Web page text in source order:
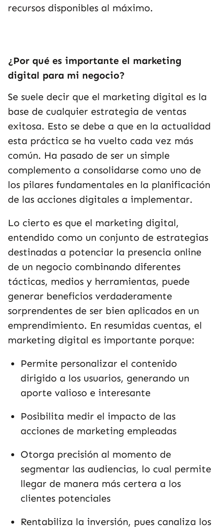
recursos disponibles al máximo.
¿Por qué es importante el marketing
digital para mi negocio?
Se suele decir que el marketing digital es la
base de cualquier estrategia de ventas
exitosa. Esto se debe a que en la actualidad
esta práctica se ha vuelto cada vez más
común. Ha pasado de ser un simple
complemento a consolidarse como uno de
los pilares fundamentales en la planificación
de las acciones digitales a implementar.
Lo cierto es que el marketing digital,
entendido como un conjunto de estrategias
destinadas a potenciar la presencia online
de un negocio combinando diferentes
tácticas, medios y herramientas, puede
generar beneficios verdaderamente
sorprendentes de ser bien aplicados en un
emprendimiento. En resumidas cuentas, el
marketing digital es importante porque:
Permite personalizar el contenido
dirigido a los usuarios, generando un
aporte valioso e interesante
Posibilita medir el impacto de las
acciones de marketing empleadas
Otorga precisión al momento de
segmentar las audiencias, lo cual permite
llegar de manera más certera a los
clientes potenciales
Rentabiliza la inversión, pues canaliza los